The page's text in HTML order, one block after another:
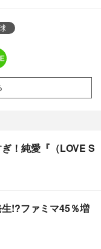
！純愛『（LOVE S
!?ファミマ45％増